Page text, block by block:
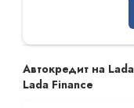
Автокредит на
Lada Finance